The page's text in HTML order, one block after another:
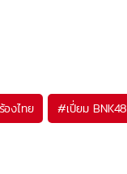
องไทย #เปี่ยม BNK48